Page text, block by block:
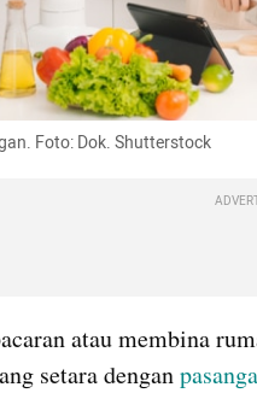
Foto: Dok. Shutterstock
setara dengan